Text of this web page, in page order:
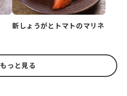
新しょうがとトマトのマリネ
もっと見る